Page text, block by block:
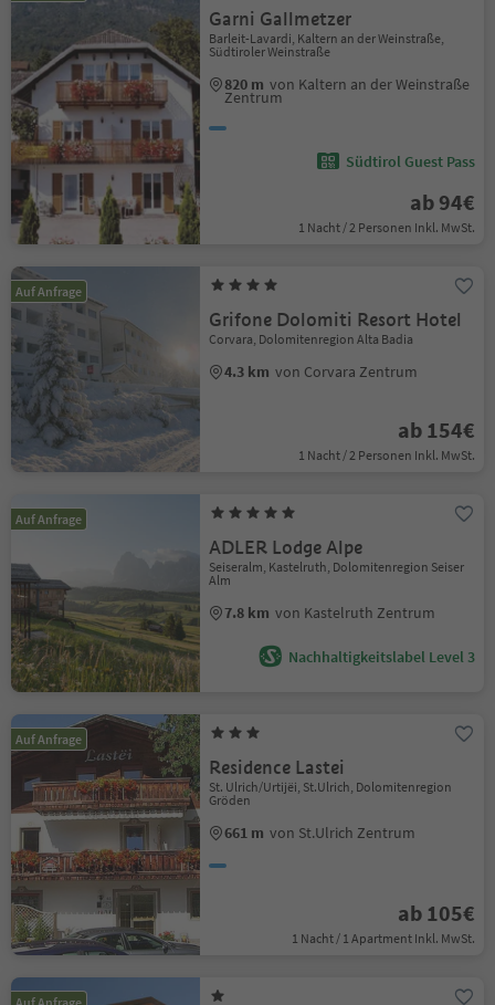
Garni Gallmetzer
Barleit-Lavardi, Kaltern an der Weinstraße,
Südtiroler Weinstraße
820 m von Kaltern an der Weinstraße
Zentrum
Südtirol Guest Pass
ab 94€
1 Nacht / 2 Personen Inkl. MwSt.
Auf Anfrage
Grifone Dolomiti Resort Hotel
Corvara, Dolomitenregion Alta Badia
4.3 km von Corvara Zentrum
ab 154€
1 Nacht / 2 Personen Inkl. MwSt.
Auf Anfrage
ADLER Lodge Alpe
Seiseralm, Kastelruth, Dolomitenregion Seiser
Alm
7.8 km von Kastelruth Zentrum
Nachhaltigkeitslabel Level 3
Auf Anfrage
Residence Lastei
St. Ulrich/Urtijëi, St.Ulrich, Dolomitenregion
Gröden
661 m von St.Ulrich Zentrum
ab 105€
1 Nacht / 1 Apartment Inkl. MwSt.